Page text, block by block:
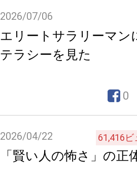
2026/07/06
エリートサラリーマン
テラシーを見た
0
2026/04/22 61,416ビ
「賢い人の怖さ」の正